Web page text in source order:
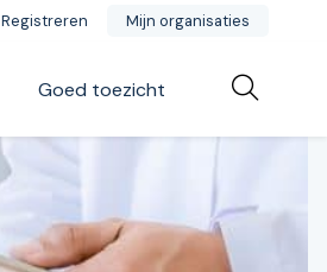
Registreren Mijn organisaties
Goed toezicht